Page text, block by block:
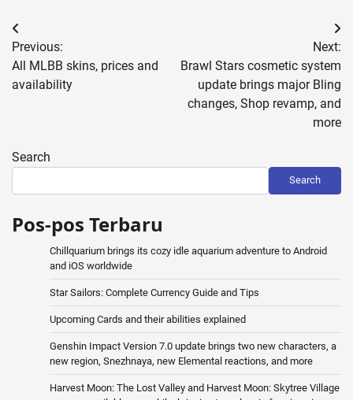
Post
navigation
Previous:
All MLBB skins, prices and
availability
Next:
Brawl Stars cosmetic system
update brings major Bling
changes, Shop revamp, and
more
Search
Search
Pos-pos Terbaru
Chillquarium brings its cozy idle aquarium adventure to Android
and iOS worldwide
Star Sailors: Complete Currency Guide and Tips
Upcoming Cards and their abilities explained
Genshin Impact Version 7.0 update brings two new characters, a
new region, Snezhnaya, new Elemental reactions, and more
Harvest Moon: The Lost Valley and Harvest Moon: Skytree Village